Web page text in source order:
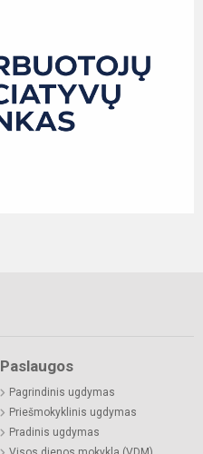
Paslaugos
Pagrindinis ugdymas
Priešmokyklinis ugdymas
Pradinis ugdymas